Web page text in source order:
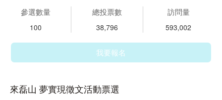
參選數量
100
總投票數
38,796
訪問量
593,002
我要報名
來磊山 夢實現徵文活動票選